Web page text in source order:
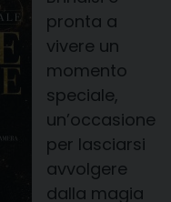
pronta a
vivere un
momento
speciale,
un’occasione
per lasciarsi
avvolgere
dalla magia